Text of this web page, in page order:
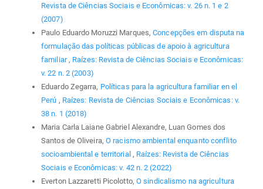
Revista de Ciências Sociais e Econômicas: v. 26 n. 1 e 2
(2007)
Paulo Eduardo Moruzzi Marques,Concepções em disputa na
formulação das políticas públicas de apoio à agricultura
familiar , Raízes: Revista de Ciências Sociais e Econômicas:
v. 22 n. 2 (2003)
Eduardo Zegarra, Políticas para la agricultura familiar en el
Perú , Raízes: Revista de Ciências Sociais e Econômicas: v.
38 n. 1 (2018)
Maria Carla Laiane Gabriel Alexandre, Luan Gomes dos
Santos de Oliveira, O racismo ambiental enquanto conflito
socioambiental e territorial , Raízes: Revista de Ciências
Sociais e Econômicas: v. 42 n. 2 (2022)
Everton Lazzaretti Picolotto,O sindicalismo na agricultura